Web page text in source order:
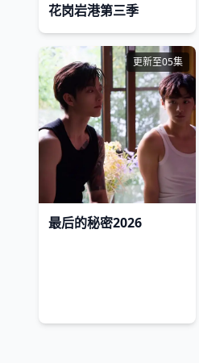
花岗岩港第三季
更新至05集
最后的秘密2026